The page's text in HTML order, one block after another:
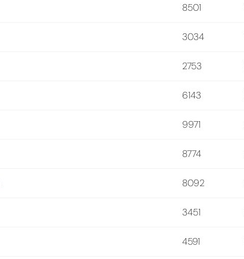
8501
3034
2753
6143
9971
8774
8092
3451
4591